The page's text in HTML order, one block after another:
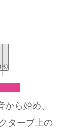
ら始め、
ターブ上の